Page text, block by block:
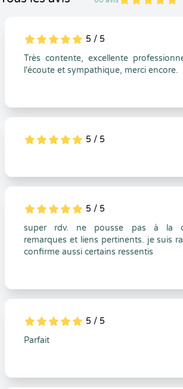
5
1
5
60
5
1
5
0 5 / 5
Très contente, excellente
l'écoute et sympathique, merci encore.
5
1
5
0 5 / 5
5
1
5
0 5 / 5
super rdv. ne pousse pas à la
remarques et liens pertinents. je suis
confirme aussi certains ressentis
5
1
5
0 5 / 5
Parfait